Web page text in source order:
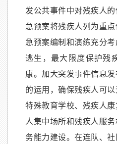
发公共事件中对残疾人
急预案将残疾人列为重
急预案编制和演练充分
逃生，最大限度保护残
康。加大突发事件信息
的运用，确保残疾人可
特殊教育学校、残疾人
人集中场所和残疾人服
务能力建设。在连队、